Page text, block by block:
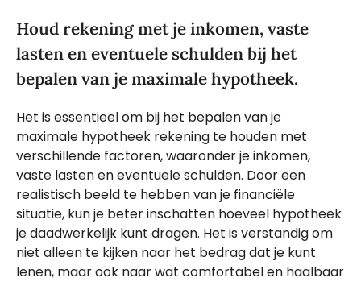
Houd rekening met je inkomen, vaste
lasten en eventuele schulden bij het
bepalen van je maximale hypotheek.
Het is essentieel om bij het bepalen van je
maximale hypotheek rekening te houden met
verschillende factoren, waaronder je inkomen,
vaste lasten en eventuele schulden. Door een
realistisch beeld te hebben van je financiële
situatie, kun je beter inschatten hoeveel hypotheek
je daadwerkelijk kunt dragen. Het is verstandig om
niet alleen te kijken naar het bedrag dat je kunt
lenen, maar ook naar wat comfortabel en haalbaar